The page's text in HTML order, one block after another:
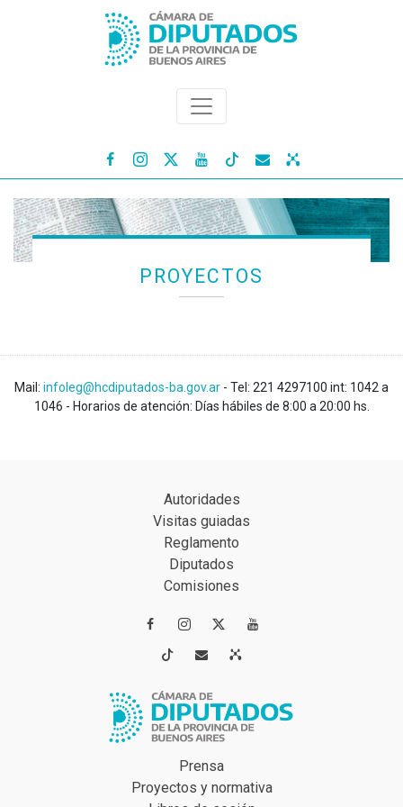
   
PROYECTOS
Mail: infoleg@hcdiputados-ba.gov.ar - Tel: 221 4297100 int: 1042 a
1046 - Horarios de atención: Días hábiles de 8:00 a 20:00 hs.
Autoridades
Visitas guiadas
Reglamento
Diputados
Comisiones
 
 
Prensa
Proyectos y normativa